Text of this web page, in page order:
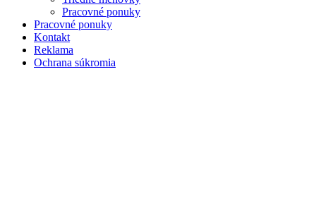
Pracovné ponuky
Pracovné ponuky
Kontakt
Reklama
Ochrana súkromia